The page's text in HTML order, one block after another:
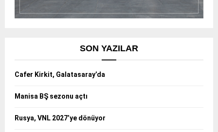
SON YAZILAR
Cafer Kirkit, Galatasaray’da
Manisa BŞ sezonu açtı
Rusya, VNL 2027’ye dönüyor